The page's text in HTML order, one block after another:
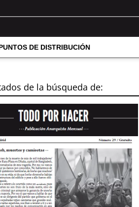
DE DISTRIBUCIÓN
de la búsqueda de: